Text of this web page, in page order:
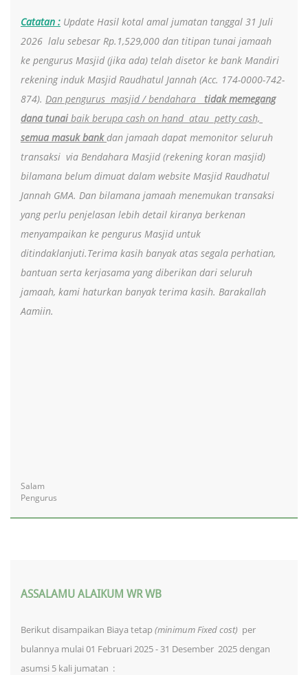
Catatan : Update Hasil kotal amal jumatan tanggal 31 Juli
2026 lalu sebesar Rp.1,529,000 dan titipan tunai jamaah
ke pengurus Masjid (jika ada) telah disetor ke bank Mandiri
rekening induk Masjid Raudhatul Jannah (Acc. 174-0000-742-
874). Dan pengurus masjid / bendahara
tidak memegang
dana tunaibaik berupa cash on hand atau petty cash,
semua masuk bank dan jamaah dapat memonitor seluruh
transaksi via Bendahara Masjid (rekening koran masjid)
bilamana belum dimuat dalam website Masjid Raudhatul
Jannah GMA. Dan bilamana jamaah menemukan transaksi
yang perlu penjelasan lebih detail kiranya berkenan
menyampaikan ke pengurus Masjid untuk
ditindaklanjuti.Terima kasih banyak atas segala perhatian,
bantuan serta kerjasama yang diberikan dari seluruh
jamaah, kami haturkan banyak terima kasih. Barakallah
Aamiin.
Salam
Pengurus
ASSALAMU ALAIKUM WR WB
Berikut disampaikan Biaya tetap(minimum Fixed cost) per
bulannya mulai 01 Februari 2025 - 31 Desember 2025 dengan
asumsi 5 kali jumatan :